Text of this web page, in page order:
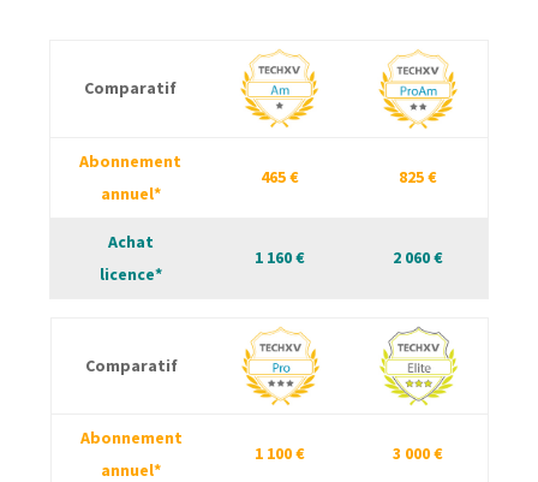
Comparatif
Abonnement
annuel*
465 € 825 €
Achat
licence*
1 160 € 2 060 €
Comparatif
Abonnement
annuel*
1 100 € 3 000 €